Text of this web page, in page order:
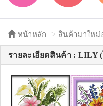
หน้าหลัก สินค้ามาใหม่
รายละเอียดสินค้า : LILY